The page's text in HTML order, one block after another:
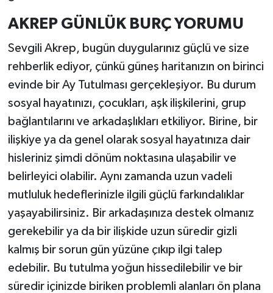
AKREP GÜNLÜK BURÇ YORUMU
Sevgili Akrep, bugün duygularınız güçlü ve size
rehberlik ediyor, çünkü güneş haritanızın on birinci
evinde bir Ay Tutulması gerçekleşiyor. Bu durum
sosyal hayatınızı, çocukları, aşk ilişkilerini, grup
bağlantılarını ve arkadaşlıkları etkiliyor. Birine, bir
ilişkiye ya da genel olarak sosyal hayatınıza dair
hisleriniz şimdi dönüm noktasına ulaşabilir ve
belirleyici olabilir. Aynı zamanda uzun vadeli
mutluluk hedeflerinizle ilgili güçlü farkındalıklar
yaşayabilirsiniz. Bir arkadaşınıza destek olmanız
gerekebilir ya da bir ilişkide uzun süredir gizli
kalmış bir sorun gün yüzüne çıkıp ilgi talep
edebilir. Bu tutulma yoğun hissedilebilir ve bir
süredir içinizde biriken problemli alanları ön plana